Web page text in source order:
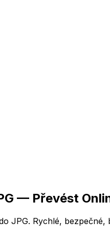
— Převést
JPG. Rychlé, bezpečné,